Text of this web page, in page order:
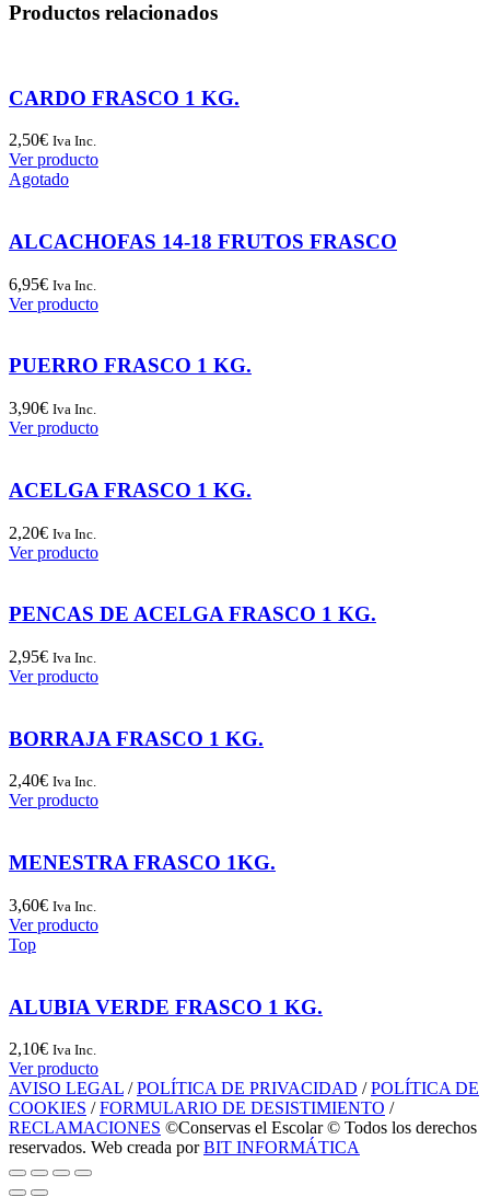
Productos relacionados
CARDO FRASCO 1 KG.
2,50€ Iva Inc.
Ver producto
Agotado
ALCACHOFAS 14-18 FRUTOS FRASCO
6,95€ Iva Inc.
Ver producto
PUERRO FRASCO 1 KG.
3,90€ Iva Inc.
Ver producto
ACELGA FRASCO 1 KG.
2,20€ Iva Inc.
Ver producto
PENCAS DE ACELGA FRASCO 1 KG.
2,95€ Iva Inc.
Ver producto
BORRAJA FRASCO 1 KG.
2,40€ Iva Inc.
Ver producto
MENESTRA FRASCO 1KG.
3,60€ Iva Inc.
Ver producto
Top
ALUBIA VERDE FRASCO 1 KG.
2,10€ Iva Inc.
Ver producto
AVISO LEGAL /POLÍTICA DE PRIVACIDAD /POLÍTICA DE
COOKIES /FORMULARIO DE DESISTIMIENTO /
RECLAMACIONES ©Conservas el Escolar © Todos los derechos
reservados. Web creada porBIT INFORMÁTICA